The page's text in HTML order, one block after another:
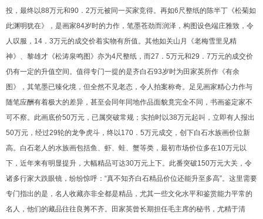
1 2 3 4
投，最终以88万元和90．2万元被同一买家竞得。再如6尺整纸的陈半丁《松菊如
此渊明犹在》，是画家84岁时的力作，笔墨苍劲而润泽，构图设色端庄雅致，令
人叹服，14．3万元的成交价着实物有所值。其他如关山月《老梅雪里见精
神》、黎雄才《松涛泉鸣图》亦为4尺整纸，而27．5万元和29．7万元的成交价
仍有一定的升值空间。值得专门一提的是齐白石93岁时为田家英所作《有余
图》，其笔墨已臻化境，但全然不见老态，令人拍案称奇。足见画家精心力作与
随笔应酬有着极大的差异，甚至会同年同地作品面貌竟完全不同，书画鉴定家不
可不察。此画底价50万元，已属突破常规；实拍时以38万元起叫，立即有人报出
50万元，经过29轮的龙争虎斗，终以170．5万元成交，创下白石水族画价位新
高。白石老人的水族画包括鱼、虾、蛙、蟹等类，最初市场价位多在10万元以
下，近年来有明显提升，大幅精品可达30万元上下。此番突破150万元大关，令
诸多行家大跌眼镜，纷纷惊呼：“真不知齐白石精品价位还能升至多高”。这里需要
专门指出的是，名人收藏亦非全都是精品，尤其一些文化水平和鉴赏能力平常的
名人，他们的藏品往往良莠不齐。田家英曾长期担任毛主席的秘书，尤精于清